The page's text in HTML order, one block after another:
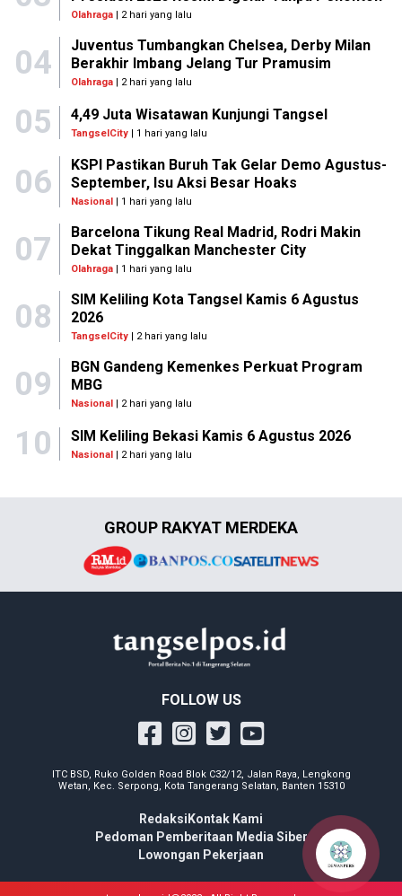
Olahraga| 2 hari yang lalu
04
Juventus Tumbangkan Chelsea, Derby Milan
Berakhir Imbang Jelang Tur Pramusim
Olahraga| 2 hari yang lalu
05 4,49 Juta Wisatawan Kunjungi Tangsel
TangselCity | 1 hari yang lalu
06
KSPI Pastikan Buruh Tak Gelar Demo Agustus-
September, Isu Aksi Besar Hoaks
Nasional| 1 hari yang lalu
07
Barcelona Tikung Real Madrid, Rodri Makin
Dekat Tinggalkan Manchester City
Olahraga| 1 hari yang lalu
08
SIM Keliling Kota Tangsel Kamis 6 Agustus
2026
TangselCity| 2 hari yang lalu
09
BGN Gandeng Kemenkes Perkuat Program
MBG
Nasional| 2 hari yang lalu
10 SIM Keliling Bekasi Kamis 6 Agustus 2026
Nasional | 2 hari yang lalu
GROUP RAKYAT MERDEKA
FOLLOW US
ITC BSD, Ruko Golden Road Blok C32/12, Jalan Raya, Lengkong
Wetan, Kec. Serpong, Kota Tangerang Selatan, Banten 15310
Redaksi Kontak Kami
Pedoman Pemberitaan Media Siber
Lowongan Pekerjaan